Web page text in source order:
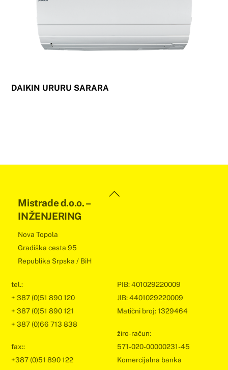
DAIKIN URURU SARARA
Back
Mistrade d.o.o. –
INŽENJERING
Nova Topola
Gradiška cesta 95
Republika Srpska / BiH
tel.:
+ 387 (0)51 890 120
+ 387 (0)51 890 121
+ 387 (0)66 713 838
fax::
+387 (0)51 890 122
PIB: 401029220009
JIB: 4401029220009
Matični broj: 1329464
žiro-račun:
571-020-00000231-45
Komercijalna banka